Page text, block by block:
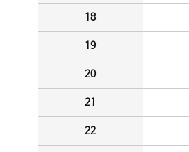
18
19
20
21
22